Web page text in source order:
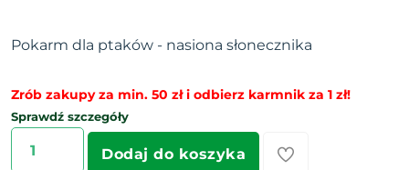
Pokarm dla ptaków - nasiona słonecznika
Zrób zakupy za min. 50 zł i odbierz karmnik za 1 zł!
Sprawdź szczegóły
Dodaj do koszyka